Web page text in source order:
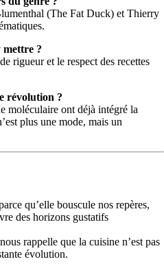
(The Fat Duck) et Thierry
mettre ?
rigueur et le respect des recettes
révolution ?
moléculaire ont déjà intégré la
plus une mode, mais un
qu’elle bouscule nos repères,
des horizons gustatifs
rappelle que la cuisine n’est pas
évolution.